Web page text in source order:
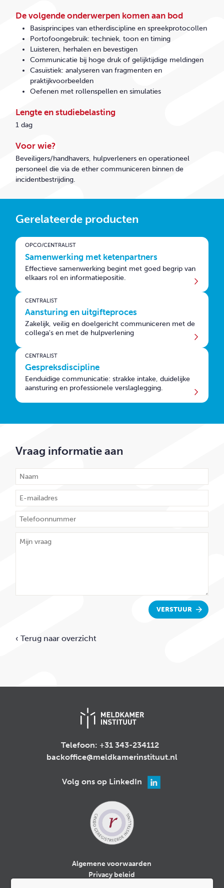
De volgende onderwerpen komen aan bod
Basisprincipes van etherdiscipline en spreekprotocollen
Portofoongebruik: techniek, toon en timing
Luisteren, herhalen en bevestigen
Communicatie bij hoge druk of gelijktijdige meldingen
Casuïstiek: analyseren van fragmenten en
praktijkvoorbeelden
Oefenen met rollenspellen en simulaties
Lengte en studiebelasting
1 dag
Voor wie?
Beveiligers/handhavers, hulpverleners en operationeel
personeel die via de ether communiceren binnen de
incidentbestrijding.
Gerelateerde producten
OPCO/CENTRALIST
Samenwerking met ketenpartners
Effectieve samenwerking begint met goed begrip van
elkaars rol en informatiepositie.
CENTRALIST
Aansturing en uitgifteproces
Zakelijk, veilig en doelgericht communiceren met de
collega's en met de hulpverlening
CENTRALIST
Gespreksdiscipline
Eenduidige communicatie: strakke intake, duidelijke
aansturing en professionele verslaglegging.
Vraag informatie aan
VERSTUUR
‹ Terug naar overzicht
Telefoon: +31 343-234112
backoffice@meldkamerinstituut.nl
Volg ons op LinkedIn
Algemene voorwaarden
Privacy beleid